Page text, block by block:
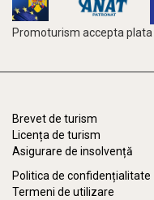
Promoturism accepta
Brevet de turism
Licența de turism
Asigurare de insolvență
Politica de confidențialitate
Termeni de utilizare